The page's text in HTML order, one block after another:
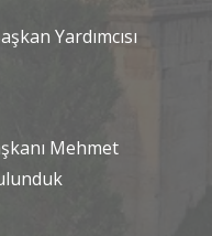
Yardımcısı
Mehmet